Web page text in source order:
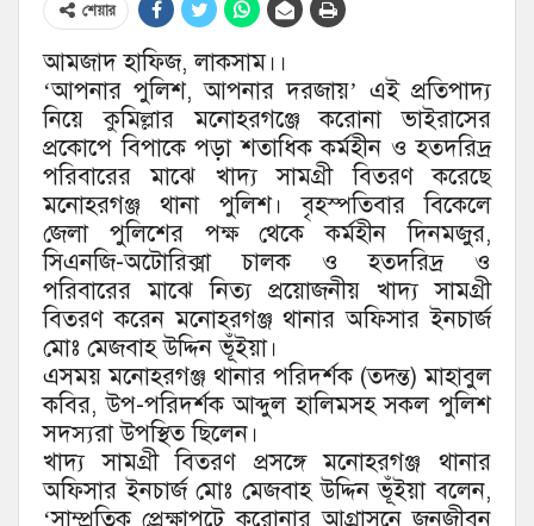
শেয়ার
আমজাদ হাফিজ, লাকসাম।।
‘আপনার পুলিশ, আপনার দরজায়’ এই প্রতিপাদ্য
নিয়ে কুমিল্লার মনোহরগঞ্জে করোনা ভাইরাসের
প্রকোপে বিপাকে পড়া শতাধিক কর্মহীন ও হতদরিদ্র
পরিবারের মাঝে খাদ্য সামগ্রী বিতরণ করেছে
মনোহরগঞ্জ থানা পুলিশ। বৃহস্পতিবার বিকেলে
জেলা পুলিশের পক্ষ থেকে কর্মহীন দিনমজুর,
সিএনজি-অটোরিক্সা চালক ও হতদরিদ্র ও
পরিবারের মাঝে নিত্য প্রয়োজনীয় খাদ্য সামগ্রী
বিতরণ করেন মনোহরগঞ্জ থানার অফিসার ইনচার্জ
মোঃ মেজবাহ উদ্দিন ভূঁইয়া।
এসময় মনোহরগঞ্জ থানার পরিদর্শক (তদন্ত) মাহাবুল
কবির, উপ-পরিদর্শক আব্দুল হালিমসহ সকল পুলিশ
সদস্যরা উপস্থিত ছিলেন।
খাদ্য সামগ্রী বিতরণ প্রসঙ্গে মনোহরগঞ্জ থানার
অফিসার ইনচার্জ মোঃ মেজবাহ উদ্দিন ভূঁইয়া বলেন,
‘সাম্প্রতিক প্রেক্ষাপটে করোনার আগ্রাসনে জনজীবন